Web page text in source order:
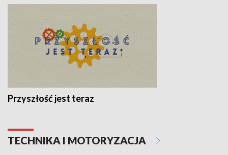
Przyszłość jest teraz
TECHNIKA I MOTORYZACJA